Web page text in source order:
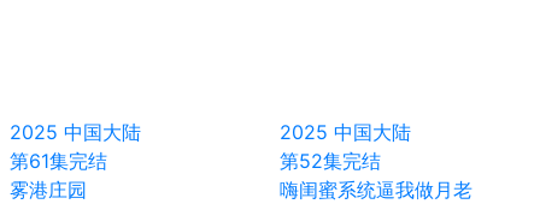
2025 中国大陆
第61集完结
雾港庄园
2025 中国大陆
第52集完结
嗨闺蜜系统逼我做月老